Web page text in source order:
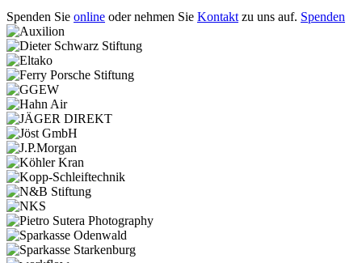
Spenden Sie online oder nehmen Sie Kontakt zu uns auf. Spenden